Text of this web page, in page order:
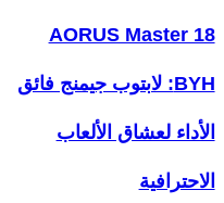
AORUS Master 18
BYH: لابتوب جيمنج فائق
الأداء لعشاق الألعاب
الاحترافية